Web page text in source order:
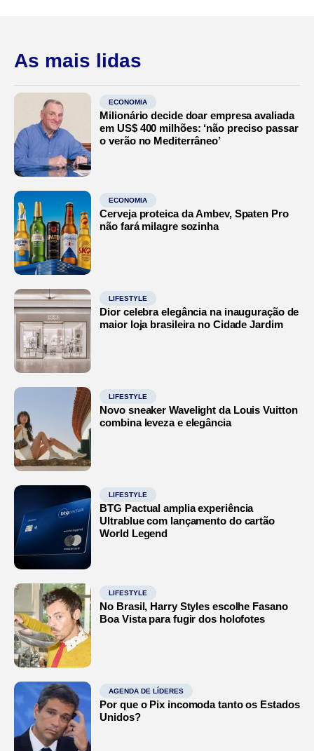
As mais lidas
ECONOMIA
Milionário decide doar empresa avaliada
em US$ 400 milhões: ‘não preciso passar
o verão no Mediterrâneo’
ECONOMIA
Cerveja proteica da Ambev, Spaten Pro
não fará milagre sozinha
LIFESTYLE
Dior celebra elegância na inauguração de
maior loja brasileira no Cidade Jardim
LIFESTYLE
Novo sneaker Wavelight da Louis Vuitton
combina leveza e elegância
LIFESTYLE
BTG Pactual amplia experiência
Ultrablue com lançamento do cartão
World Legend
LIFESTYLE
No Brasil, Harry Styles escolhe Fasano
Boa Vista para fugir dos holofotes
AGENDA DE LÍDERES
Por que o Pix incomoda tanto os Estados
Unidos?